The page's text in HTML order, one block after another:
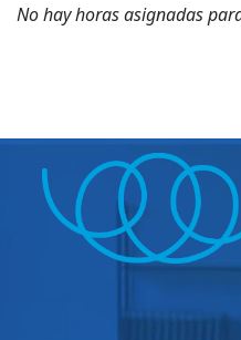
No hay horas asignadas